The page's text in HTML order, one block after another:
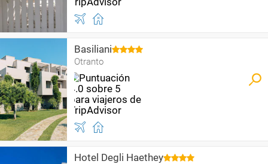
Basiliani
Otranto
Hotel Degli Haethey